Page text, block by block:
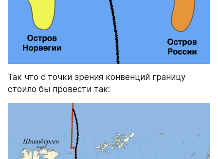
Так что с точки зрения конвенций границу
стоило бы провести так: